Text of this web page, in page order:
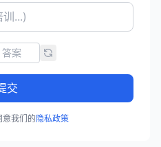
交
意我们的隐私政策